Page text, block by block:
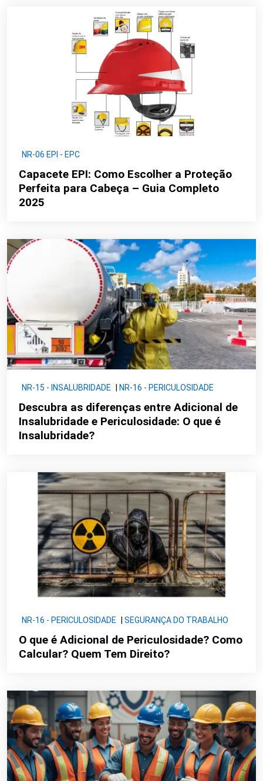
NR-06 EPI - EPC
Capacete EPI: Como Escolher a Proteção
Perfeita para Cabeça – Guia Completo
2025
NR-15 - INSALUBRIDADE NR-16 - PERICULOSIDADE
Descubra as diferenças entre Adicional de
Insalubridade e Periculosidade: O que é
Insalubridade?
NR-16 - PERICULOSIDADE SEGURANÇA DO TRABALHO
O que é Adicional de Periculosidade? Como
Calcular? Quem Tem Direito?